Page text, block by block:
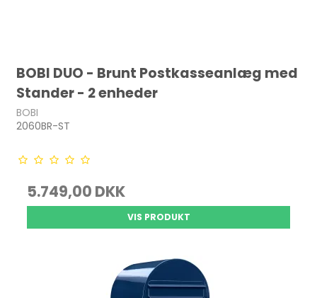
BOBI DUO - Brunt Postkasseanlæg med
Stander - 2 enheder
BOBI
2060BR-ST
5.749,00 DKK
VIS PRODUKT